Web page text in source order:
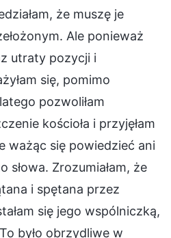
że muszę je
Ale ponieważ
utraty pozycji i
się, pomimo
pozwoliłam
kościoła i przyjęłam
ważąc się powiedzieć ani
słowa. Zrozumiałam, że
i spętana przez
się jego wspólniczką,
było obrzydliwe w